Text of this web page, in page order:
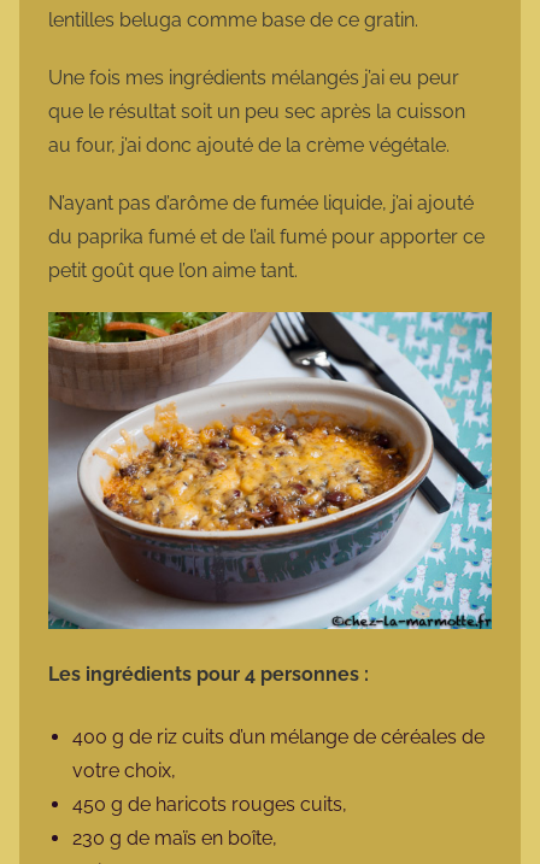
lentilles beluga comme base de ce gratin.
Une fois mes ingrédients mélangés j’ai eu peur
que le résultat soit un peu sec après la cuisson
au four, j’ai donc ajouté de la crème végétale.
N’ayant pas d’arôme de fumée liquide, j’ai ajouté
du paprika fumé et de l’ail fumé pour apporter ce
petit goût que l’on aime tant.
Les ingrédients pour 4 personnes :
400 g de riz cuits d’un mélange de céréales de
votre choix,
450 g de haricots rouges cuits,
230 g de maïs en boîte,